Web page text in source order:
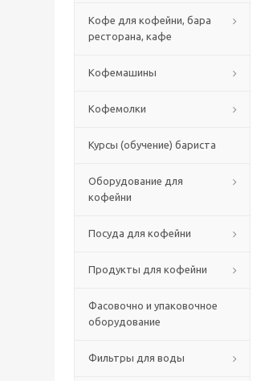
Кофе для кофейни, бара
ресторана, кафе
Кофемашины
Кофемолки
Курсы (обучение) бариста
Оборудование для
кофейни
Посуда для кофейни
Продукты для кофейни
Фасовочно и упаковочное
оборудование
Фильтры для воды